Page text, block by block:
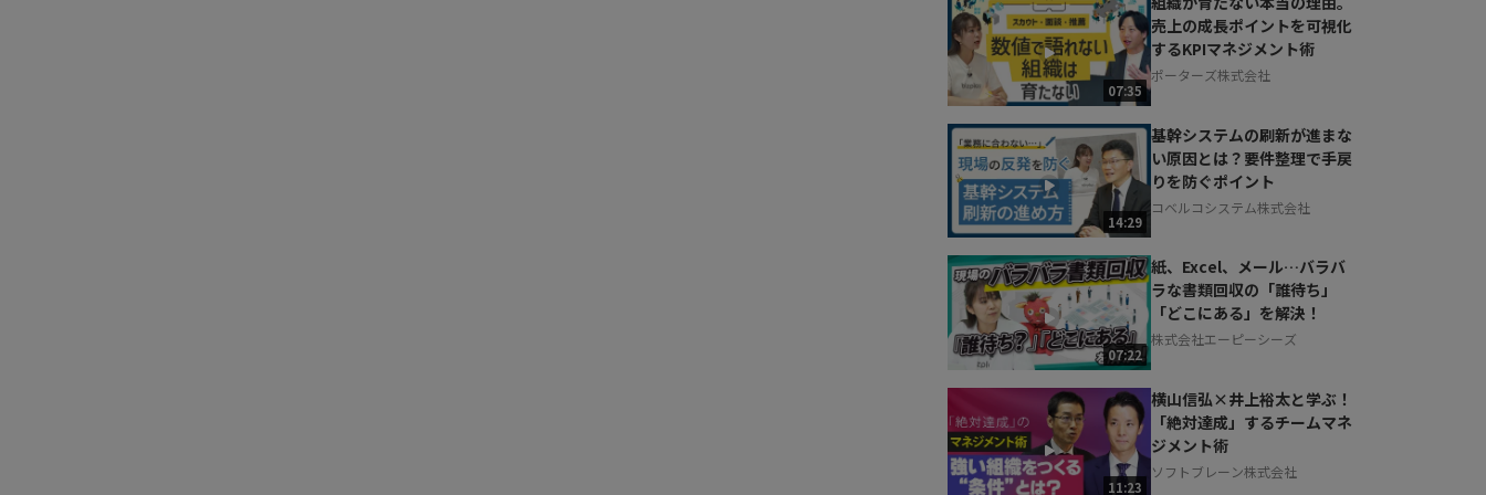
07:35
売上の成長ポイントを可視化
するKPIマネジメント術
ポーターズ株式会社
14:29
基幹システムの刷新が進まな
い原因とは？要件整理で手戻
りを防ぐポイント
コベルコシステム株式会社
07:22
紙、Excel、メール…バラバ
ラな書類回収の「誰待ち」
「どこにある」を解決！
株式会社エーピーシーズ
11:23
横山信弘×井上裕太と学ぶ！
「絶対達成」するチームマネ
ジメント術
ソフトブレーン株式会社